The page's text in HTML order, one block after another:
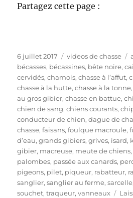
Partagez cette page :
P
u
b
l
i
é
l
e
6 juillet 2017
C
a
t
é
g
o
r
i
e
s
videos de chasse
t
i
t
t
s
bécasses, bécassines, bête noire,
cervidés,chamois,chasse à l’affut,
chasse à la hutte,chasse à la tonne
au gros gibier,chasse en battue,
chien de sang,chiens courants,
conducteur de chien,dague de
chasse,faisans,foulque macroule,
d’eau,grands gibiers,grives, isard,
gibier, macreuse, meute de chiens,
palombes, passée aux canards,
pigeons, pilet, piqueur, rabatteur,
sanglier,sanglier au ferme,sarcelle
souchet,traqueur,vanneaux